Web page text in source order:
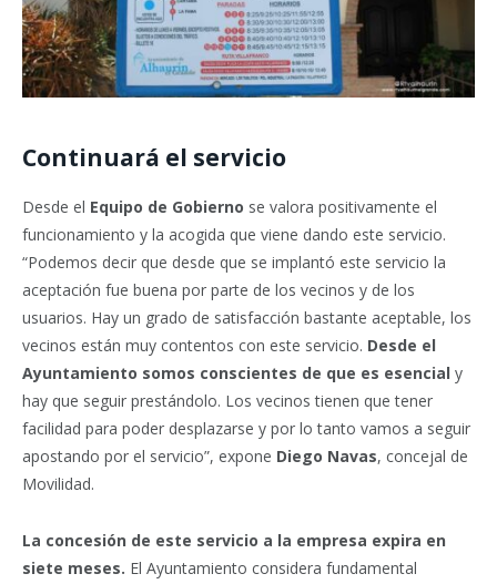
Continuará el servicio
Desde el Equipo de Gobierno se valora positivamente el
funcionamiento y la acogida que viene dando este servicio.
“Podemos decir que desde que se implantó este servicio la
aceptación fue buena por parte de los vecinos y de los
usuarios. Hay un grado de satisfacción bastante aceptable, los
vecinos están muy contentos con este servicio. Desde el
Ayuntamiento somos conscientes de que es esencial y
hay que seguir prestándolo. Los vecinos tienen que tener
facilidad para poder desplazarse y por lo tanto vamos a seguir
apostando por el servicio”, expone Diego Navas, concejal de
Movilidad.
La concesión de este servicio a la empresa expira en
siete meses. El Ayuntamiento considera fundamental